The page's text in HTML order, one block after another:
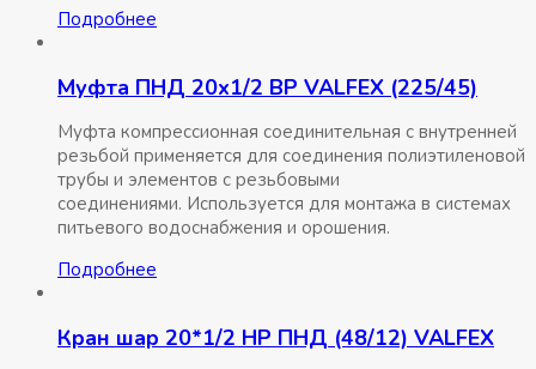
Подробнее
Муфта ПНД 20х1/2 ВР VALFEX (225/45)
Муфта компрессионная соединительная c внутренней
резьбой применяется для соединения полиэтиленовой
трубы и элементов с резьбовыми
соединениями. Используется для монтажа в системах
питьевого водоснабжения и орошения.
Подробнее
Кран шар 20*1/2 НР ПНД (48/12) VALFEX